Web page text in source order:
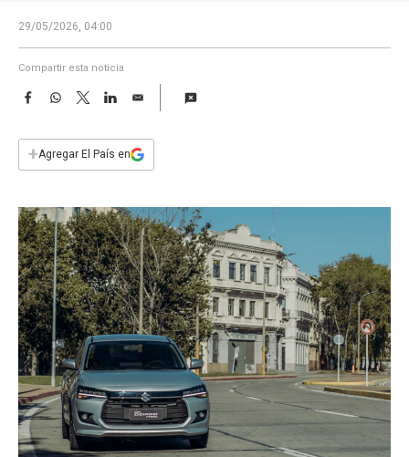
29/05/2026, 04:00
Compartir esta noticia
F
e
b
k
W
s
p
T
w
t
L
n
E
i
l
+Agregar El País en